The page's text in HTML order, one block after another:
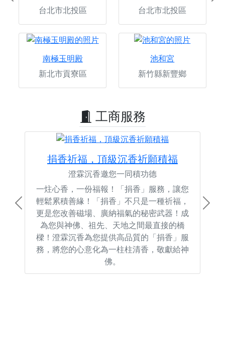
台北市北投區
台北市北投區
南極玉明殿
新北市貢寮區
池和宮
新竹縣新豐鄉
工商服務
捐香祈福，頂級沉香祈願積福
澄霖沉香邀您一同積功德
一炷心香，一份福報！「捐香」服務，讓您
輕鬆累積善緣！「捐香」不只是一種祈福，
更是您改善磁場、廣納福氣的秘密武器！成
為您與神佛、祖先、天地之間最直接的橋
樑！澄霖沉香為您提供高品質的「捐香」服
務，將您的心意化為一柱柱清香，敬獻給神
佛。
Previous Next